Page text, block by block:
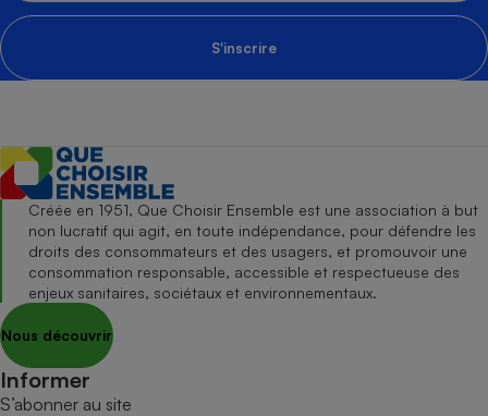
S'inscrire
Créée en 1951, Que Choisir Ensemble est une association à but
non lucratif qui agit, en toute indépendance, pour défendre les
droits des consommateurs et des usagers, et promouvoir une
consommation responsable, accessible et respectueuse des
enjeux sanitaires, sociétaux et environnementaux.
Nous découvrir
Informer
S’abonner au site